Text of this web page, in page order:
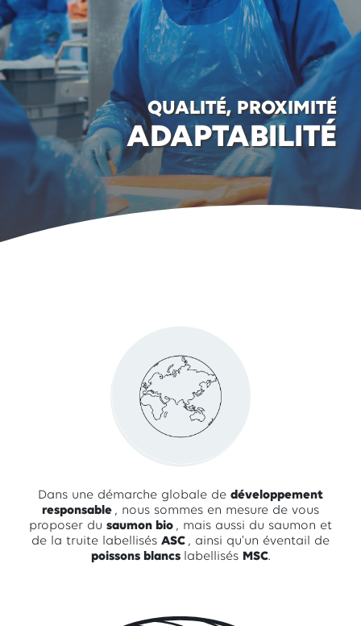
QUALITÉ, PROXIMITÉ
ADAPTABILITÉ
Dans une démarche globale de développement
responsable , nous sommes en mesure de vous
proposer du saumon bio , mais aussi du saumon et
de la truite labellisés ASC , ainsi qu’un éventail de
poissons blancs labellisés MSC.